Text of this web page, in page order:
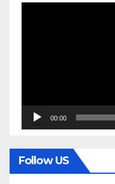
00:00
Follow US